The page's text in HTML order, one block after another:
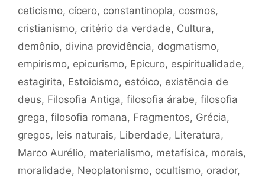
ceticismo, cícero, constantinopla, cosmos,
cristianismo, critério da verdade, Cultura,
demônio, divina providência, dogmatismo,
empirismo, epicurismo, Epicuro, espiritualidade,
estagirita, Estoicismo, estóico, existência de
deus, Filosofia Antiga, filosofia árabe, filosofia
grega, filosofia romana, Fragmentos, Grécia,
gregos, leis naturais, Liberdade, Literatura,
Marco Aurélio, materialismo, metafísica, morais,
moralidade, Neoplatonismo, ocultismo, orador,